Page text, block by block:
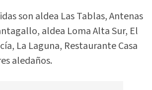
son aldea Las Tablas, Antenas
aldea Loma Alta Sur, El
La Laguna, Restaurante Casa
aledaños.